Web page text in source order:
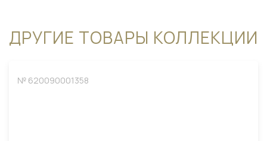
ДРУГИЕ ТОВАРЫ КОЛЛЕКЦИИ
№ 620090001358